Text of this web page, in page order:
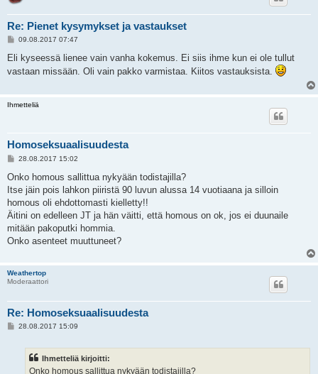
Re: Pienet kysymykset ja vastaukset
V
e
t
09.08.2017 07:47
Eli kyseessä lienee vain vanha kokemus. Ei siis ihme kun ei ole tullut
vastaan missään. Oli vain pakko varmistaa. Kiitos vastauksista.
Ihmetteliä
Homoseksuaalisuudesta
V
e
t
i
28.08.2017 15:02
Onko homous sallittua nykyään todistajilla?
Itse jäin pois lahkon piiristä 90 luvun alussa 14 vuotiaana ja silloin
homous oli ehdottomasti kielletty!!
Äitini on edelleen JT ja hän väitti, että homous on ok, jos ei duunaile
mitään pakoputki hommia.
Onko asenteet muuttuneet?
Weathertop
Moderaattori
Re: Homoseksuaalisuudesta
V28.08.2017 15:09
Ihmetteliä kirjoitti:
Onko homous sallittua nykyään todistajilla?